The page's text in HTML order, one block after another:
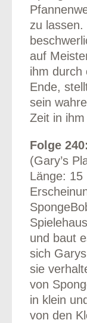
zu lassen.
auf
ihm durch
Ende,
sein
Zeit in
Folge
(Gary’s
Länge: 15
und baut
sich
sie
von
in klein
von den